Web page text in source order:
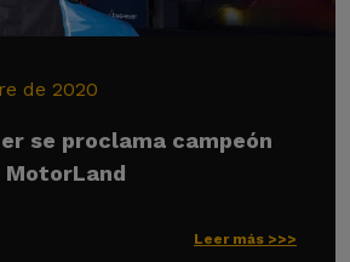
de 2020
se proclama campeón
MotorLand
Leer más >>>